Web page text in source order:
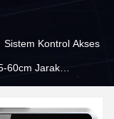
Sistem Kontrol Akses
60cm Jarak